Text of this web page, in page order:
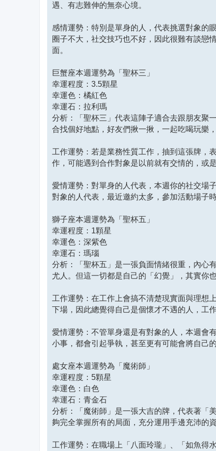
遇、有志難伸的無奈心境。
感情運勢：特別是單身的人，代表挑選對象的
圈子不大，社交技巧也不好，因此很難有談戀
面。
巨蟹座本週運勢為「聖杯三」
幸運程度：3.5顆星
幸運色：橘紅色
幸運石：拉利瑪
分析：「聖杯三」代表這陣子適合去跟朋友聚
合找個好地點，好友們揪一揪，一起吃喝玩樂
工作運勢：若是業務性質工作，抽到這張牌，
作，可能遇到合作對象是以前就有交情的，或
愛情運勢：對單身的人代表，本週你的社交場
對象的人代表，最近邀約太多，參加活動場子
獅子座本週運勢為「聖杯五」
幸運程度：1顆星
幸運色：深紫色
幸運石：瑪瑙
分析：「聖杯五」是一張負面情緒很重，內心
尤人。但這一切都是自己的「幻覺」，其實你
工作運勢：在工作上會搞不清楚現實面與理想
下場，因此總覺得自己是個懷才不遇的人，工
愛情運勢：不管單身還是有對象的人，本週會
小事，都會引起爭執，甚至更有可能會將自己
處女座本週運勢為「魔術師」
幸運程度：5顆星
幸運色：白色
幸運石：青金石
分析：「魔術師」是一張大吉的牌，代表著「
夠完全掌握所有的局面，充分運用手邊充沛的
工作運勢：在職場上「八面玲瓏」、「如魚得